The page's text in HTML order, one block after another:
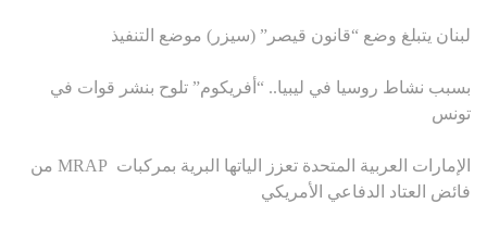
لبنان يتبلغ وضع “قانون قيصر” (سيزر) موضع التنفيذ
بسبب نشاط روسيا في ليبيا.. “أفريكوم” تلوح بنشر قوات في
تونس
الإمارات العربية المتحدة تعزز الياتها البرية بمركبات MRAP من
فائض العتاد الدفاعي الأمريكي